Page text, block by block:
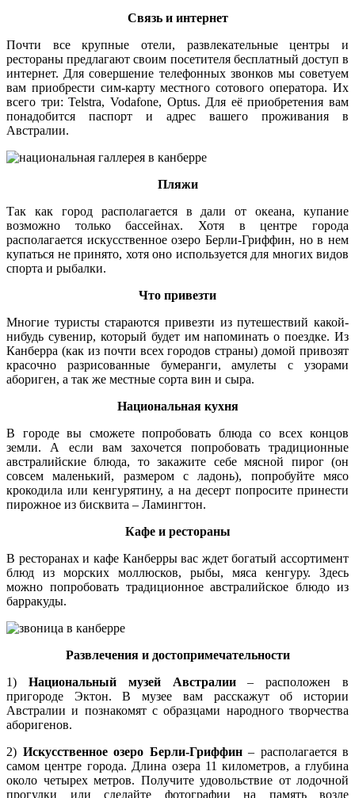
Связь и интернет
Почти все крупные отели, развлекательные центры и
рестораны предлагают своим посетителя бесплатный доступ в
интернет. Для совершение телефонных звонков мы советуем
вам приобрести сим-карту местного сотового оператора. Их
всего три: Telstra, Vodafone, Optus. Для её приобретения вам
понадобится паспорт и адрес вашего проживания в
Австралии.
Пляжи
Так как город располагается в дали от океана, купание
возможно только бассейнах. Хотя в центре города
располагается искусственное озеро Берли-Гриффин, но в нем
купаться не принято, хотя оно используется для многих видов
спорта и рыбалки.
Что привезти
Многие туристы стараются привезти из путешествий какой-
нибудь сувенир, который будет им напоминать о поездке. Из
Канберра (как из почти всех городов страны) домой привозят
красочно разрисованные бумеранги, амулеты с узорами
абориген, а так же местные сорта вин и сыра.
Национальная кухня
В городе вы сможете попробовать блюда со всех концов
земли. А если вам захочется попробовать традиционные
австралийские блюда, то закажите себе мясной пирог (он
совсем маленький, размером с ладонь), попробуйте мясо
крокодила или кенгурятину, а на десерт попросите принести
пирожное из бисквита – Ламингтон.
Кафе и рестораны
В ресторанах и кафе Канберры вас ждет богатый ассортимент
блюд из морских моллюсков, рыбы, мяса кенгуру. Здесь
можно попробовать традиционное австралийское блюдо из
барракуды.
Развлечения и достопримечательности
1) Национальный музей Австралии– расположен в
пригороде Эктон. В музее вам расскажут об истории
Австралии и познакомят с образцами народного творчества
аборигенов.
2) Искусственное озеро Берли-Гриффин– располагается в
самом центре города. Длина озера 11 километров, а глубина
около четырех метров. Получите удовольствие от лодочной
прогулки или сделайте фотографии на память возле